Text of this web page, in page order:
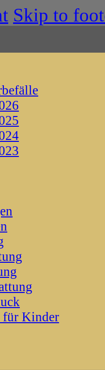
Skip to
für Kinder